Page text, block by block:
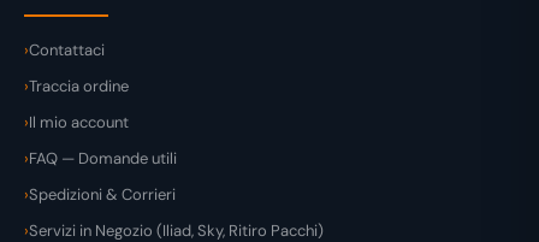
Contattaci
Traccia ordine
Il mio account
FAQ — Domande utili
Spedizioni & Corrieri
Servizi in Negozio (Iliad, Sky, Ritiro Pacchi)